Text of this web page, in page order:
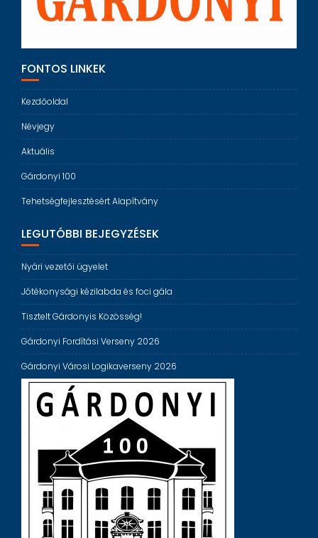
FONTOS LINKEK
Kezdőoldal
Névjegy
Aktuális
Gárdonyi 100
Tehetségfejlesztésért Alapítvány
LEGUTÓBBI BEJEGYZÉSEK
Nyári vezetői ügyelet
Jótékonysági kézilabda és foci gála
Tisztelt Gárdonyis Közösség!
Gárdonyi Fordítási Verseny 2026
Gárdonyi Városi Logikaverseny 2026